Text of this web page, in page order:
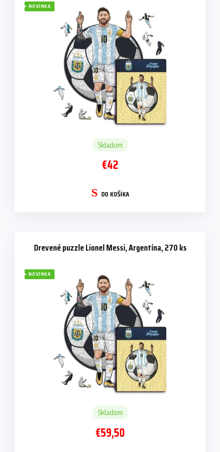
NOVINKA
Skladom
€42
DO KOŠÍKA
Drevené puzzle Lionel Messi, Argentína, 270 ks
NOVINKA
Skladom
€59,50